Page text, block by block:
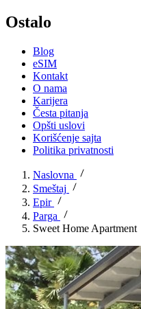
Ostalo
Blog
eSIM
Kontakt
O nama
Karijera
Česta pitanja
Opšti uslovi
Korišćenje sajta
Politika privatnosti
Naslovna
Smeštaj
Epir
Parga
Sweet Home Apartment